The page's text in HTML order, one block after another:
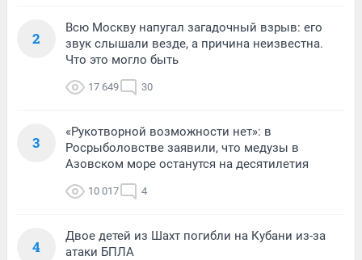
2
Всю Москву напугал загадочный взрыв: его
звук слышали везде, а причина неизвестна.
Что это могло быть
17 649 30
3
«Рукотворной возможности нет»: в
Росрыболовстве заявили, что медузы в
Азовском море останутся на десятилетия
10 017 4
4
Двое детей из Шахт погибли на Кубани из-за
атаки БПЛА